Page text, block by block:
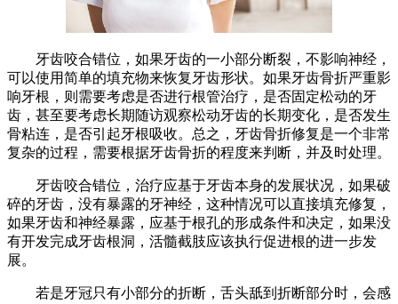
牙齿咬合错位，如果牙齿的一小部分断裂，不影响神经，
可以使用简单的填充物来恢复牙齿形状。如果牙齿骨折严重影
响牙根，则需要考虑是否进行根管治疗，是否固定松动的牙
齿，甚至要考虑长期随访观察松动牙齿的长期变化，是否发生
骨粘连，是否引起牙根吸收。总之，牙齿骨折修复是一个非常
复杂的过程，需要根据牙齿骨折的程度来判断，并及时处理。
牙齿咬合错位，治疗应基于牙齿本身的发展状况，如果破
碎的牙齿，没有暴露的牙神经，这种情况可以直接填充修复，
如果牙齿和神经暴露，应基于根孔的形成条件和决定，如果没
有开发完成牙齿根洞，活髓截肢应该执行促进根的进一步发
展。
若是牙冠只有小部分的折断，舌头舐到折断部分时，会感